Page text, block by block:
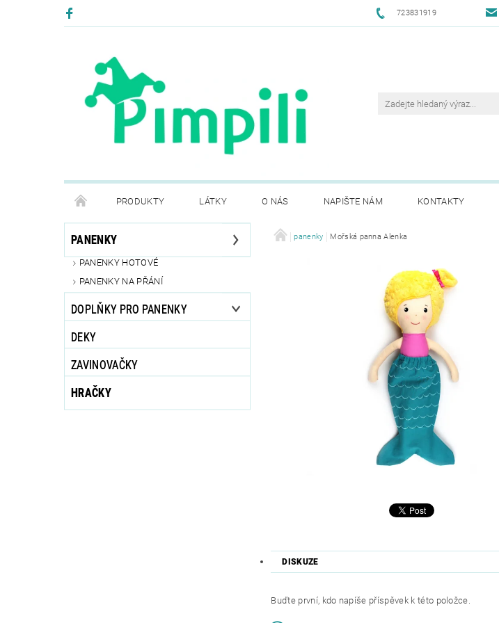
723831919
PRODUKTY LÁTKY O NÁS NAPIŠTE NÁM KONTAKTY
PODMÍNKY OCHRANY OSOBNÍCH ÚDAJŮ
PANENKY
PANENKY HOTOVÉ
PANENKY NA PŘÁNÍ
DOPLŇKY PRO PANENKY
DEKY
ZAVINOVAČKY
HRAČKY
panenky Mořská panna Alenka
DISKUZE
Buďte první, kdo napíše příspěvek k této položce.